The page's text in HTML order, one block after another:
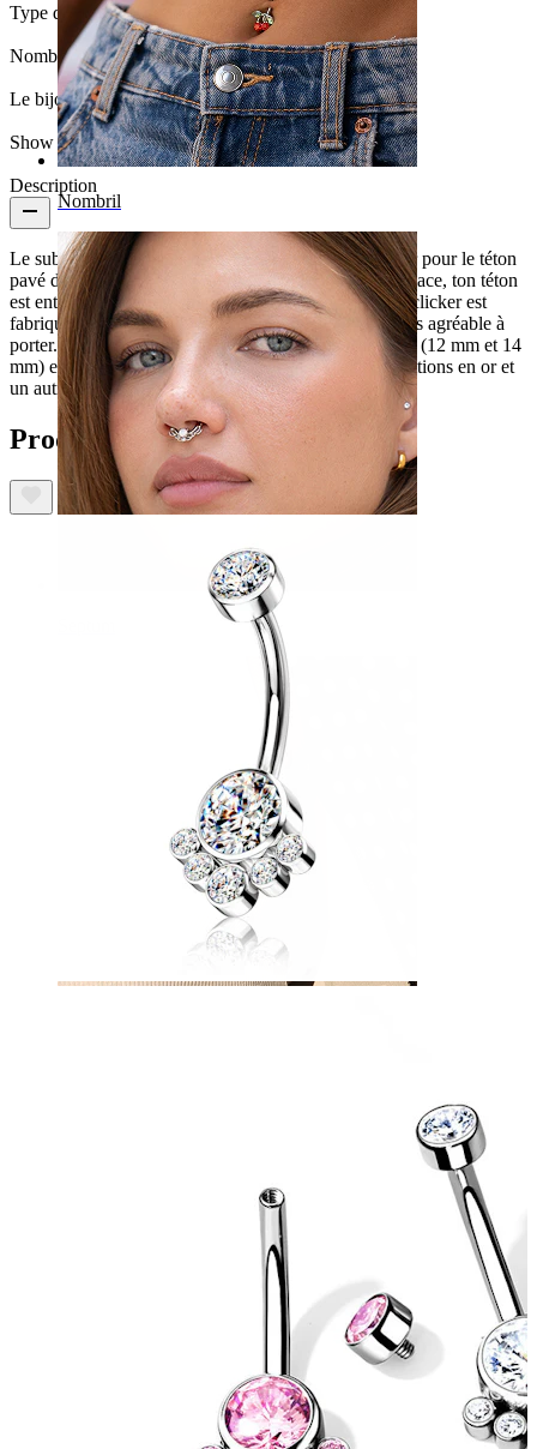
Nombril
Type de revêtement: Revêtement PVD
Nombre de pièces:1
Le bijou a t-il un revêtement?:Oui, entièrement
Show pair option:Oui
Description
Le sublime bijou que nous te présentons est un clicker pour le téton
pavé de pierres en oxyde de zirconium. Une fois en place, ton téton
est entouré de pierres, ce qui est du plus bel effet. Ce clicker est
fabriqué en titane, un matériau hypoallergénique et très agréable à
porter. Tu peux choisir entre deux diamètres différents (12 mm et 14
mm) et entre deux modèles différents, un avec des finitions en or et
un autre avec des finitions en argent.
Produits similaires